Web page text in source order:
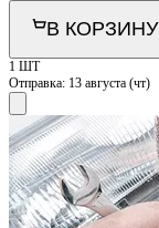
В КОРЗИНУ
1 ШТ
Отправка: 13 августа (чт)